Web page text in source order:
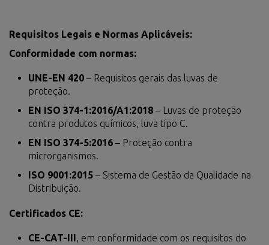
Requisitos Legais e Normas Aplicáveis:
Conformidade com normas:
UNE-EN 420 – Requisitos gerais das luvas de
proteção.
EN ISO 374-1:2016/A1:2018 – Luvas de proteção
contra produtos químicos, luva tipo C.
EN ISO 374-5:2016 – Proteção contra
microrganismos.
ISO 9001:2015 – Sistema de Gestão da Qualidade na
Distribuição.
Certificados CE:
CE-CAT-III
, em conformidade com os requisitos do